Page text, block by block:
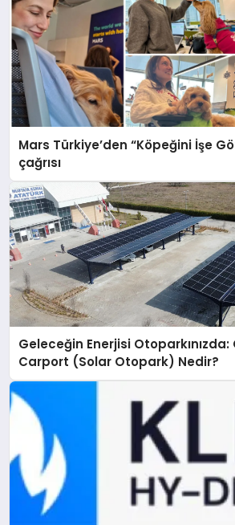
Mars Türkiye’den “Köpeğini İşe
çağrısı
Geleceğin Enerjisi Otoparkınızda:
Carport (Solar Otopark) Nedir?